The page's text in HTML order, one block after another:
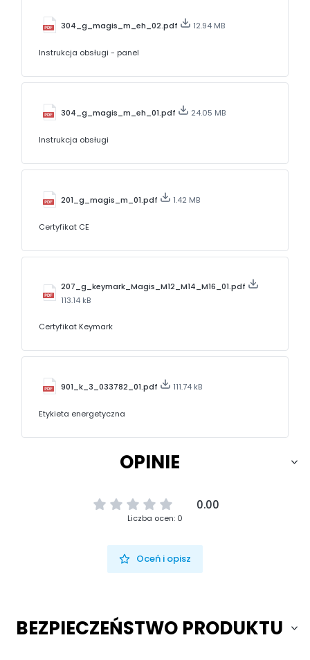
304_g_magis_m_eh_02.pdf 12.94 MB
Instrukcja obsługi - panel
304_g_magis_m_eh_01.pdf 24.05 MB
Instrukcja obsługi
201_g_magis_m_01.pdf 1.42 MB
Certyfikat CE
207_g_keymark_Magis_M12_M14_M16_01.pdf
113.14 kB
Certyfikat Keymark
901_k_3_033782_01.pdf 111.74 kB
Etykieta energetyczna
OPINIE
0.00
Liczba ocen: 0
Oceń i opisz
BEZPIECZEŃSTWO PRODUKTU